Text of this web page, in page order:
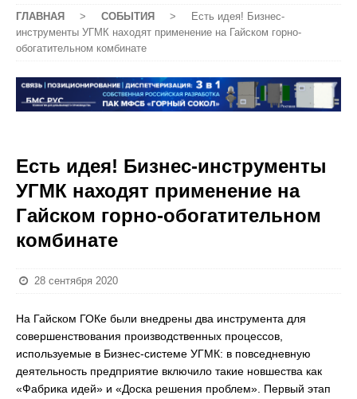
ГЛАВНАЯ > СОБЫТИЯ >
Есть идея! Бизнес-
инструменты УГМК находят применение на Гайском горно-
обогатительном комбинате
Есть идея! Бизнес-инструменты
УГМК находят применение на
Гайском горно-обогатительном
комбинате
28 сентября 2020
На Гайском ГОКе были внедрены два инструмента для
совершенствования производственных процессов,
используемые в Бизнес-системе УГМК: в повседневную
деятельность предприятие включило такие новшества как
«Фабрика идей» и «Доска решения проблем». Первый этап